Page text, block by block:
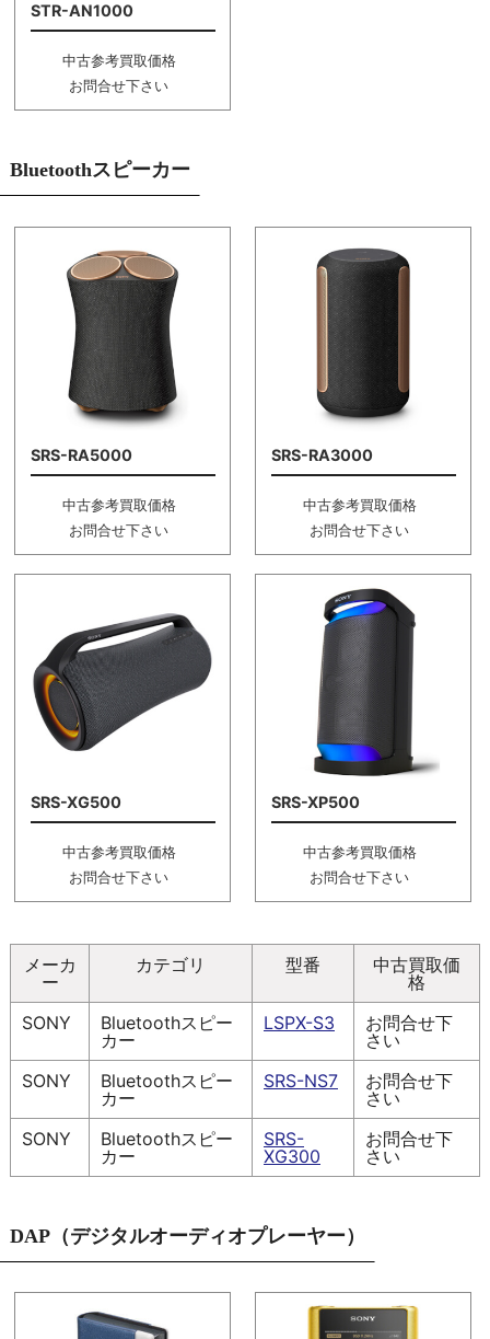
STR-AN1000
中古参考買取価格
お問合せ下さい
Bluetoothスピーカー
SRS-RA5000
中古参考買取価格
お問合せ下さい
SRS-RA3000
中古参考買取価格
お問合せ下さい
SRS-XG500
中古参考買取価格
お問合せ下さい
SRS-XP500
中古参考買取価格
お問合せ下さい
メーカ
ー
カテゴリ 型番
中古買取価
格
SONY
Bluetoothスピー
カー
LSPX-S3
お問合せ下
さい
SONY
Bluetoothスピー
カー
SRS-NS7
お問合せ下
さい
SONY
Bluetoothスピー
カー
SRS-
XG300
お問合せ下
さい
DAP（デジタルオーディオプレーヤー）